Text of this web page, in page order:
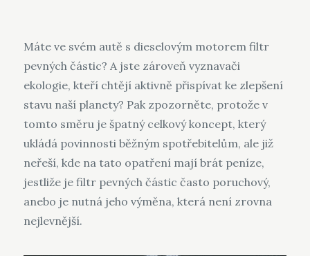
Máte ve svém autě s dieselovým motorem filtr
pevných částic? A jste zároveň vyznavači
ekologie, kteří chtějí aktivně přispívat ke zlepšení
stavu naší planety? Pak zpozorněte, protože v
tomto směru je špatný celkový koncept, který
ukládá povinnosti běžným spotřebitelům, ale již
neřeší, kde na tato opatření mají brát peníze,
jestliže je filtr pevných částic často poruchový,
anebo je nutná jeho výměna, která není zrovna
nejlevnější.